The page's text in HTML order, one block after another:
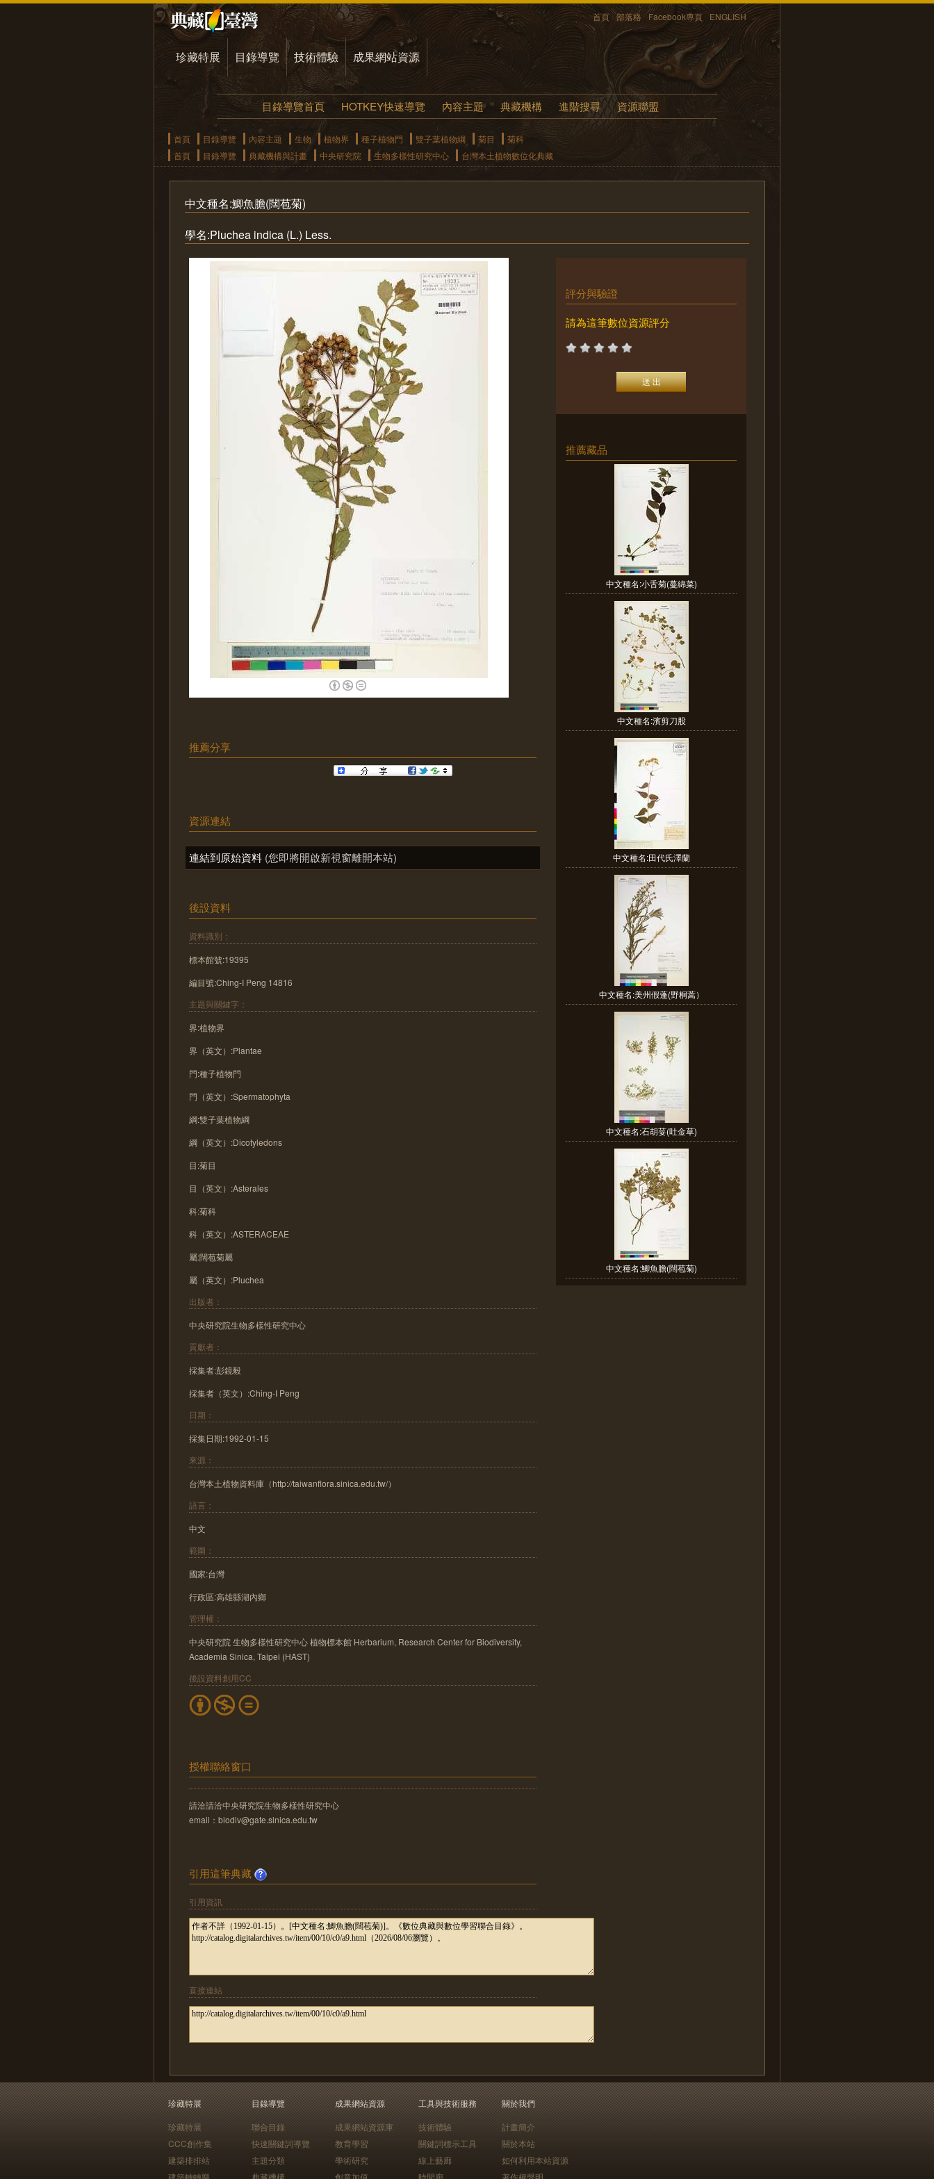
首頁 部落格 Facebook專頁 ENGLISH
珍藏特展 目錄導覽 技術體驗 成果網站資源
目錄導覽首頁 HOTKEY快速導覽 內容主題 典藏機構 進階搜尋 資源聯盟
首頁 目錄導覽 內容主題 生物 植物界 種子植物門 雙子葉植物綱 菊目
菊科
首頁
目錄導覽 典藏機構與計畫 中央研究院 生物多樣性研究中心 台灣本土植物數位化典藏
中文種名:鯽魚膽(闊苞菊)
學名:Pluchea indica (L.) Less.
推薦分享
資源連結
連結到原始資料 (您即將開啟新視窗離開本站)
後設資料
資料識別：
標本館號:19395
編目號:Ching-I Peng 14816
主題與關鍵字：
界:植物界
界（英文）:Plantae
門:種子植物門
門（英文）:Spermatophyta
綱:雙子葉植物綱
綱（英文）:Dicotyledons
目:菊目
目（英文）:Asterales
科:菊科
科（英文）:ASTERACEAE
屬:闊苞菊屬
屬（英文）:Pluchea
出版者：
中央研究院生物多樣性研究中心
貢獻者：
採集者:彭鏡毅
採集者（英文）:Ching-I Peng
日期：
採集日期:1992-01-15
來源：
台灣本土植物資料庫（http://taiwanflora.sinica.edu.tw/）
語言：
中文
範圍：
國家:台灣
行政區:高雄縣湖內鄉
管理權：
中央研究院 生物多樣性研究中心 植物標本館 Herbarium, Research Center for Biodiversity,
Academia Sinica, Taipei (HAST)
後設資料創用CC
授權聯絡窗口
請洽請洽中央研究院生物多樣性研究中心
email：biodiv@gate.sinica.edu.tw
引用這筆典藏
引用資訊
直接連結
評分與驗證
請為這筆數位資源評分
推薦藏品
中文種名:小舌菊(蔓綿菜)
中文種名:濱剪刀股
中文種名:田代氏澤蘭
中文種名:美州假蓬(野桐蒿）
中文種名:石胡荽(吐金草)
中文種名:鯽魚膽(闊苞菊)
珍藏特展
珍藏特展
CCC創作集
建築排排站
建築轉轉樂
目錄導覽
聯合目錄
快速關鍵詞導覽
主題分類
典藏機構
成果網站資源
成果網站資源庫
教育學習
學術研究
創意加值
工具與技術服務
技術體驗
關鍵詞標示工具
線上藝廊
時間廊
關於我們
計畫簡介
關於本站
如何利用本站資源
著作權聲明